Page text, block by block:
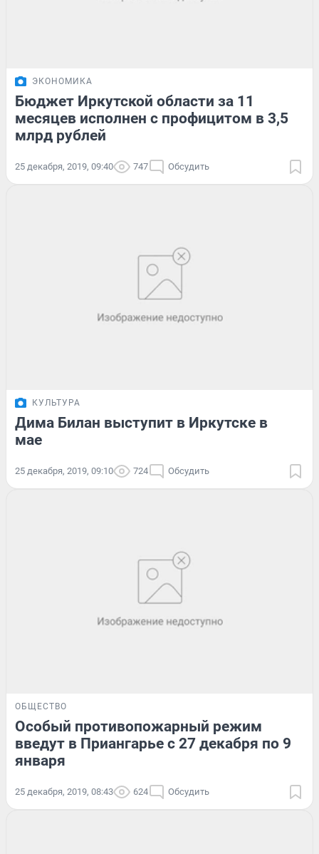
ЭКОНОМИКА
Бюджет Иркутской области за 11
месяцев исполнен с профицитом в 3,5
млрд рублей
25 декабря, 2019, 09:40 747 Обсудить
КУЛЬТУРА
Дима Билан выступит в Иркутске в
мае
25 декабря, 2019, 09:10 724 Обсудить
ОБЩЕСТВО
Особый противопожарный режим
введут в Приангарье с 27 декабря по 9
января
25 декабря, 2019, 08:43 624 Обсудить